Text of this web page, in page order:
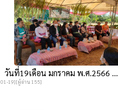
วันที่19เดือน มกราคม พ.ศ.2566 ...
01-19][ผู้อ่าน 155]